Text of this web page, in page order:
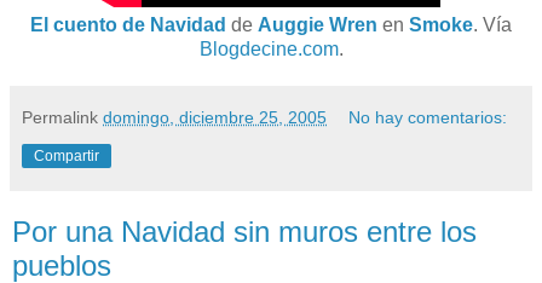
El cuento de Navidad de Auggie Wren en Smoke. Vía
Blogdecine.com.
Permalink domingo, diciembre 25, 2005 No hay comentarios:
Compartir
Por una Navidad sin muros entre los
pueblos